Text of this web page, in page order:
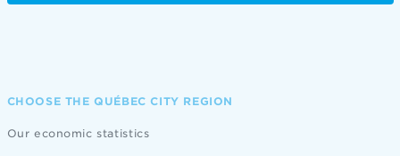
CHOOSE THE QUÉBEC CITY REGION
Our economic statistics